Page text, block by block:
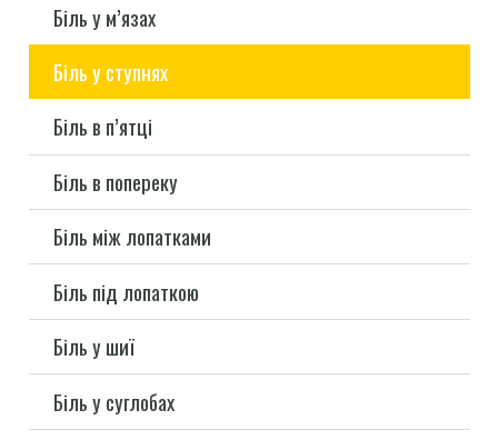
Біль у м’язах
Біль у ступнях
Біль в п’ятці
Біль в попереку
Біль між лопатками
Біль під лопаткою
Біль у шиї
Біль у суглобах